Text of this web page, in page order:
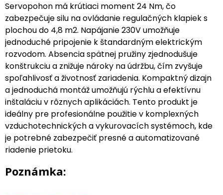
Servopohon má krútiaci moment 24 Nm, čo
zabezpečuje silu na ovládanie regulačných klapiek s
plochou do 4,8 m2. Napájanie 230V umožňuje
jednoduché pripojenie k štandardným elektrickým
rozvodom. Absencia spätnej pružiny zjednodušuje
konštrukciu a znižuje nároky na údržbu, čím zvyšuje
spoľahlivosť a životnosť zariadenia. Kompaktný dizajn
a jednoduchá montáž umožňujú rýchlu a efektívnu
inštaláciu v rôznych aplikáciách. Tento produkt je
ideálny pre profesionálne použitie v komplexných
vzduchotechnických a vykurovacích systémoch, kde
je potrebné zabezpečiť presné a automatizované
riadenie prietoku.
Poznámka: